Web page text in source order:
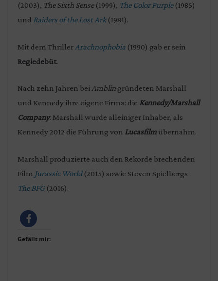
(2003), The Sixth Sense (1999), The Color Purple (1985)
und Raiders of the Lost Ark(1981).
Mit dem Thriller Arachnophobia (1990) gab er sein
Regiedebüt.
Nach zehn Jahren beiAmblin gründeten Marshall
und Kennedy ihre eigene Firma: die Kennedy/Marshall
Company. Marshall wurde alleiniger Inhaber, als
Kennedy 2012 die Führung von Lucasfilm übernahm.
Marshall produzierte auch den Rekorde brechenden
Film Jurassic World(2015) sowie Steven Spielbergs
The BFG (2016).
Gefällt mir: